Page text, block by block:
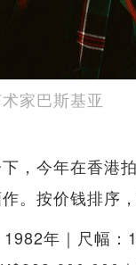
家巴斯基亚
，今年在香港
。按价钱排序
1982年｜尺幅：